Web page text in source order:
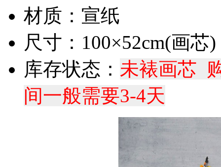
材质：宣纸
尺寸：100×52cm(画芯)
库存状态： 未裱画芯
间一般需要3-4天